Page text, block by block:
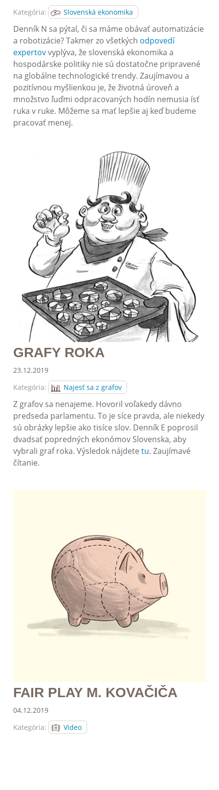
Kategória:
Slovenská ekonomika
Denník N sa pýtal, či sa máme obávať automatizácie
a robotizácie? Takmer zo všetkých odpovedí
expertovvyplýva, že slovenská ekonomika a
hospodárske politiky nie sú dostatočne pripravené
na globálne technologické trendy. Zaujímavou a
pozitívnou myšlienkou je, že životná úroveň a
množstvo ľuďmi odpracovaných hodín nemusia ísť
ruka v ruke. Môžeme sa mať lepšie aj keď budeme
pracovať menej.
GRAFY ROKA
23.12.2019
Kategória:
Najesť sa z grafov
Z grafov sa nenajeme. Hovoril voľakedy dávno
predseda parlamentu. To je síce pravda, ale niekedy
sú obrázky lepšie ako tisíce slov. Denník E poprosil
dvadsať popredných ekonómov Slovenska, aby
vybrali graf roka. Výsledok nájdete tu. Zaujímavé
čítanie.
FAIR PLAY M. KOVAČIČA
04.12.2019
Kategória:
Video